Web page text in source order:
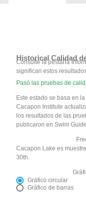
Historical Calidad
Consulte la pestaña
significan estos
Pasó las pruebas de
Este estado se basa en
Cacapon Institute
los resultados de las
publicaron en Swim
Cacapon Lake es
30th.
Gráfico circular
Gráfico de barras